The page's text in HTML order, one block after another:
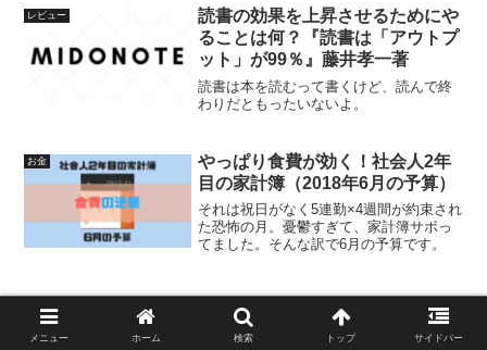
家に帰ったのでOKです。７月に引き続き
８月も予算を立てずに生活...
レビュー
読書の効果を上昇させるためにや
ることは何？『読書は「アウトプ
ット」が99％』藤井孝一著
読書は本を読むって書くけど、読んで終
わりだともったいないよ。
お金
やっぱり食費が効く！社会人2年
目の家計簿（2018年6月の予算）
それは祝日がなく5連勤×4週間が約束され
た恐怖の月。憂鬱すぎて、家計簿サボっ
てました。そんな訳で6月の予算です。
メニュー ホーム 検索 トップ サイドバー